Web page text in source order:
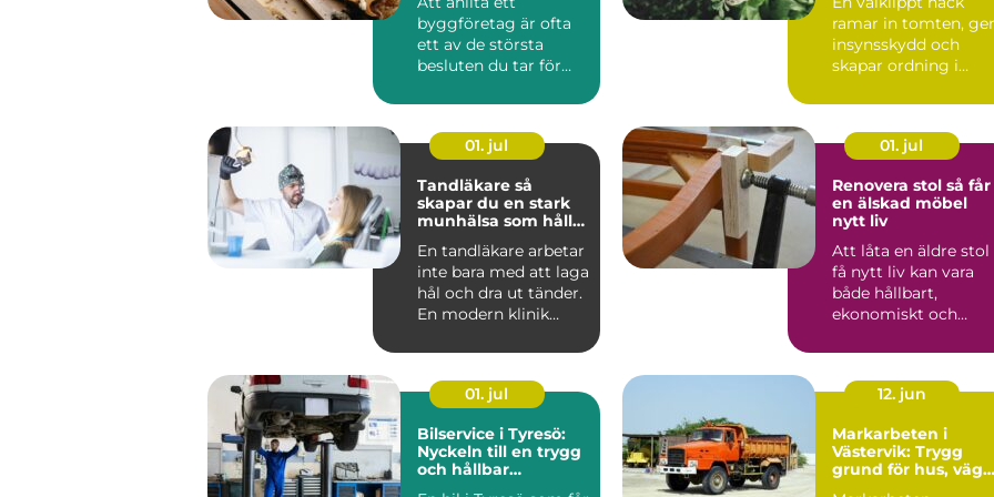
byggföretag är ofta
ett av de största
besluten du tar för
ramar in tomten, ger
insynsskydd och
skapar ordning i
Samtidigt är häc...
01. jul
Tandläkare så
skapar du en stark
munhälsa som håller
En tandläkare arbetar
inte bara med att laga
hål och dra ut tänder.
En modern klinik
01. jul
Renovera stol så får
en älskad möbel
nytt liv
Att låta en äldre stol
få nytt liv kan vara
både hållbart,
ekonomiskt och
värdefullt. ...
01. jul
Bilservice i Tyresö:
Nyckeln till en trygg
och hållbar
12. jun
Markarbeten i
Västervik: Trygg
grund för hus,